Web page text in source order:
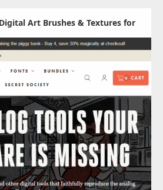
Art Brushes & Textures for
Illustrators
Update:2024.05.16
Category:その他